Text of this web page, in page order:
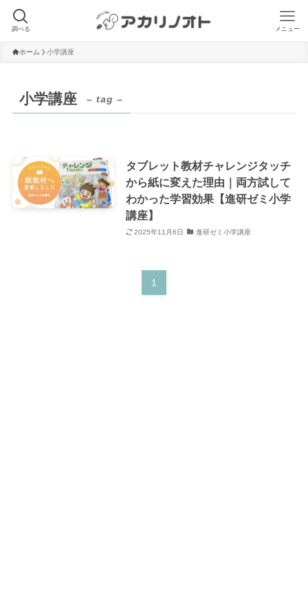
調べる メニュー
ホーム 小学講座
小学講座 – tag –
タブレット教材チャレンジタッチ
から紙に変えた理由｜両方試して
わかった学習効果【進研ゼミ小学
講座】
2025年11月6日 進研ゼミ小学講座
1